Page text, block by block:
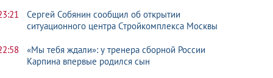
Сергей Собянин сообщил об открытии
ситуационного центра Стройкомплекса Москвы
«Мы тебя ждали»: у тренера сборной России
Карпина впервые родился сын